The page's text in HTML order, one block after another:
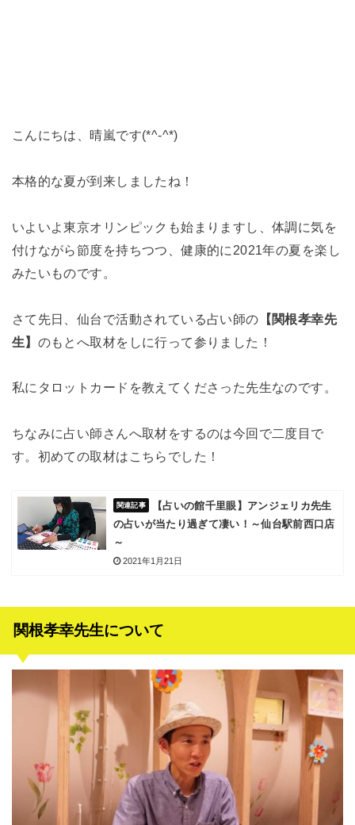
こんにちは、晴嵐です(*^-^*)
本格的な夏が到来しましたね！
いよいよ東京オリンピックも始まりますし、体調に気を
付けながら節度を持ちつつ、健康的に2021年の夏を楽し
みたいものです。
さて先日、仙台で活動されている占い師の 【関根孝幸先
生】 のもとへ取材をしに行って参りました！
私にタロットカードを教えてくださった先生なのです。
ちなみに占い師さんへ取材をするのは今回で二度目で
す。初めての取材はこちらでした！
【占いの館千里眼】アンジェリカ先生
の占いが当たり過ぎて凄い！～仙台駅前西口店
～
2021年1月21日
関根孝幸先生について